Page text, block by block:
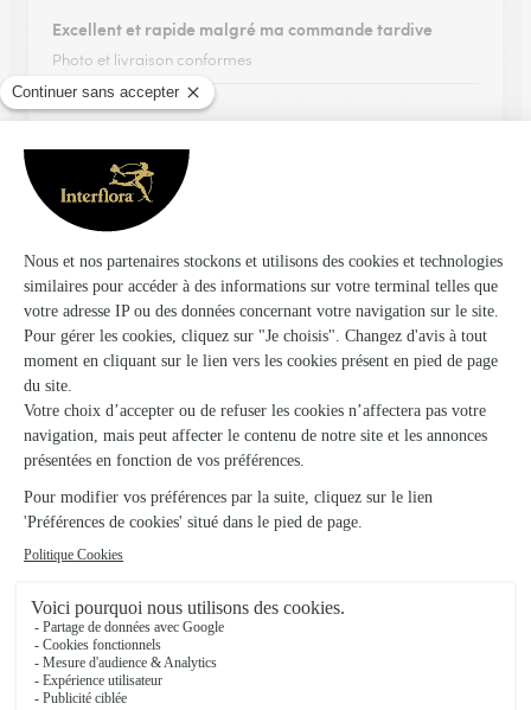
Excellent et rapide malgré ma commande tardive
Photo et livraison conformes
★ ★ ★ ★ ★
Parfait àvec une livraison à
Parfait àvec une livraison à l'heure
16/02/2026
★
Site simple et efficace
Site simple et efficace. Tarifs de livraison élevés.
13/02/2026
Service pro et efficace
Commande rapidement passée Appel de la fleuriste pour
m'informer qu'une fleur dans le bouquet choisi sera
remplacée Appel lors de la livraison car adresse incomplète,